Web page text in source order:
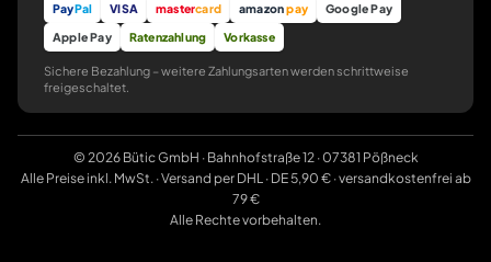
PayPal VISA mastercard amazonpay
Google Pay
Apple Pay
Ratenzahlung Vorkasse
Sichere Bezahlung – weitere Zahlungsarten werden schrittweise
freigeschaltet.
© 2026 Bütic GmbH · Bahnhofstraße 12 · 07381 Pößneck
Alle Preise inkl. MwSt. · Versand per DHL · DE 5,90 € · versandkostenfrei ab
79 €
Alle Rechte vorbehalten.